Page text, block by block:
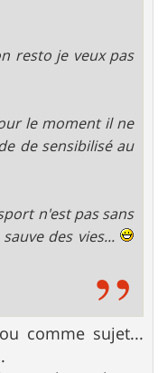
resto je veux pas
le moment il ne
de sensibilisé au
n'est pas sans
des vies...
comme sujet...